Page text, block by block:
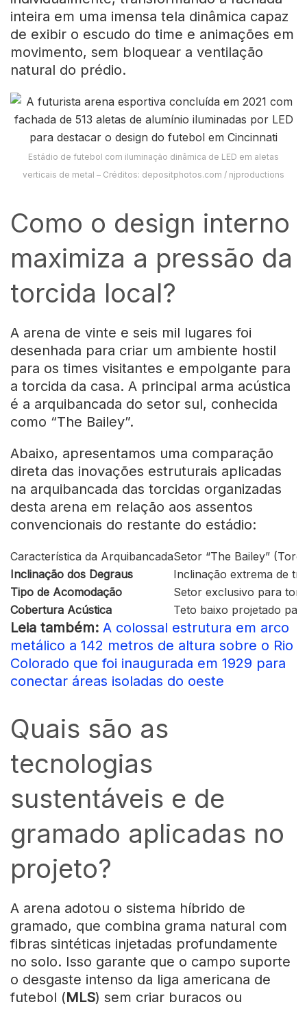
inteira em uma imensa tela dinâmica capaz
de exibir o escudo do time e animações em
movimento, sem bloquear a ventilação
natural do prédio.
Estádio de futebol com iluminação dinâmica de LED em aletas
verticais de metal – Créditos: depositphotos.com / njproductions
Como o design interno
maximiza a pressão da
torcida local?
A arena de vinte e seis mil lugares foi
desenhada para criar um ambiente hostil
para os times visitantes e empolgante para
a torcida da casa. A principal arma acústica
é a arquibancada do setor sul, conhecida
como “The Bailey”.
Abaixo, apresentamos uma comparação
direta das inovações estruturais aplicadas
na arquibancada das torcidas organizadas
desta arena em relação aos assentos
convencionais do restante do estádio:
Característica da ArquibancadaSetor “The Bailey”
Inclinação dos Degraus
Inclinação extrema de
Tipo de Acomodação
Setor exclusivo para
Cobertura Acústica
Teto baixo projetado
Leia também: A colossal estrutura em arco
metálico a 142 metros de altura sobre o Rio
Colorado que foi inaugurada em 1929 para
conectar áreas isoladas do oeste
Quais são as
tecnologias
sustentáveis e de
gramado aplicadas no
projeto?
A arena adotou o sistema híbrido de
gramado, que combina grama natural com
fibras sintéticas injetadas profundamente
no solo. Isso garante que o campo suporte
o desgaste intenso da liga americana de
futebol (MLS) sem criar buracos ou